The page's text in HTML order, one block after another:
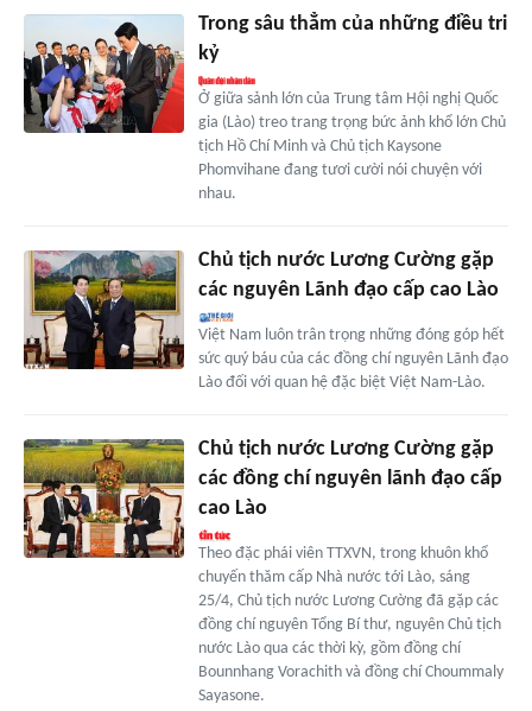
Trong sâu thẳm của những điều tri
kỷ
Ở giữa sảnh lớn của Trung tâm Hội nghị Quốc
gia (Lào) treo trang trọng bức ảnh khổ lớn Chủ
tịch Hồ Chí Minh và Chủ tịch Kaysone
Phomvihane đang tươi cười nói chuyện với
nhau.
Chủ tịch nước Lương Cường gặp
các nguyên Lãnh đạo cấp cao Lào
Việt Nam luôn trân trọng những đóng góp hết
sức quý báu của các đồng chí nguyên Lãnh đạo
Lào đối với quan hệ đặc biệt Việt Nam-Lào.
Chủ tịch nước Lương Cường gặp
các đồng chí nguyên lãnh đạo cấp
cao Lào
Theo đặc phái viên TTXVN, trong khuôn khổ
chuyến thăm cấp Nhà nước tới Lào, sáng
25/4, Chủ tịch nước Lương Cường đã gặp các
đồng chí nguyên Tổng Bí thư, nguyên Chủ tịch
nước Lào qua các thời kỳ, gồm đồng chí
Bounnhang Vorachith và đồng chí Choummaly
Sayasone.